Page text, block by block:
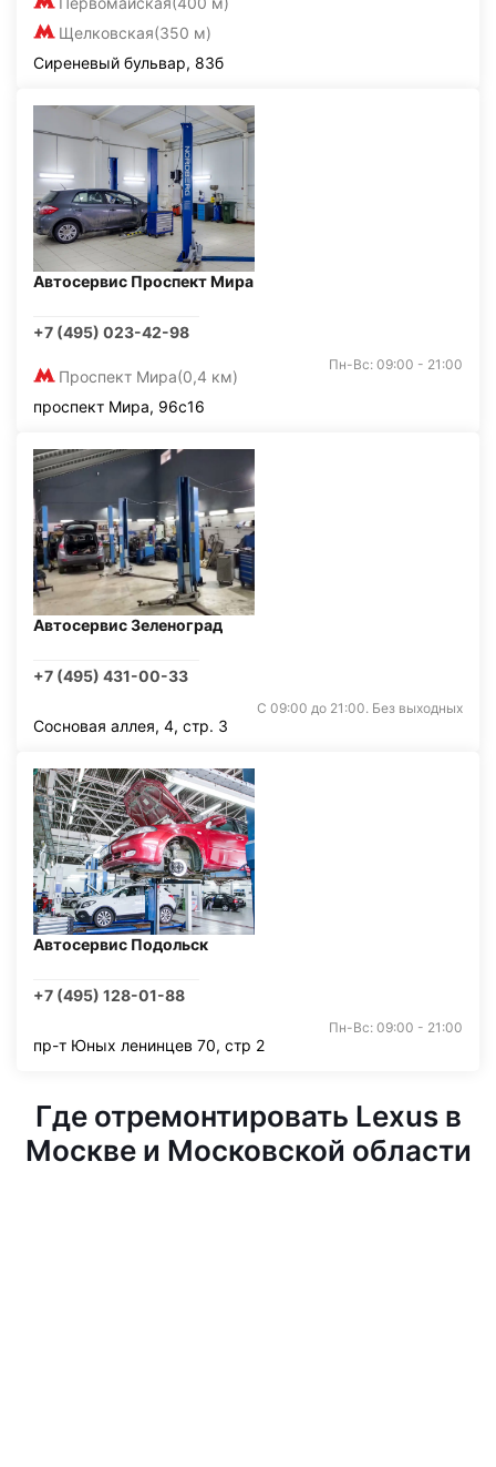
Щелковская(350 м)
Сиреневый бульвар, 83б
Автосервис Проспект Мира
+7 (495) 023-42-98
Проспект Мира(0,4 км)
Пн-Вс: 09:00 - 21:00
проспект Мира, 96с16
Автосервис Зеленоград
+7 (495) 431-00-33
С 09:00 до 21:00. Без выходных
Сосновая аллея, 4, стр. 3
Автосервис Подольск
+7 (495) 128-01-88
Пн-Вс: 09:00 - 21:00
пр-т Юных ленинцев 70, стр 2
Где отремонтировать Lexus в
Москве и Московской области